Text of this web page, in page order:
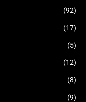
(92)
(17)
(5)
(12)
(8)
(9)